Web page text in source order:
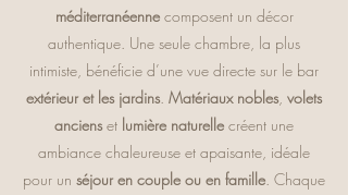
méditerranéennecomposent un décor
authentique. Une seule chambre, la plus
intimiste, bénéficie d’une vue directe sur le bar
extérieur et les jardins. Matériaux nobles, volets
anciens et lumière naturelle créent une
ambiance chaleureuse et apaisante, idéale
pour un séjour en couple ou en famille. Chaque